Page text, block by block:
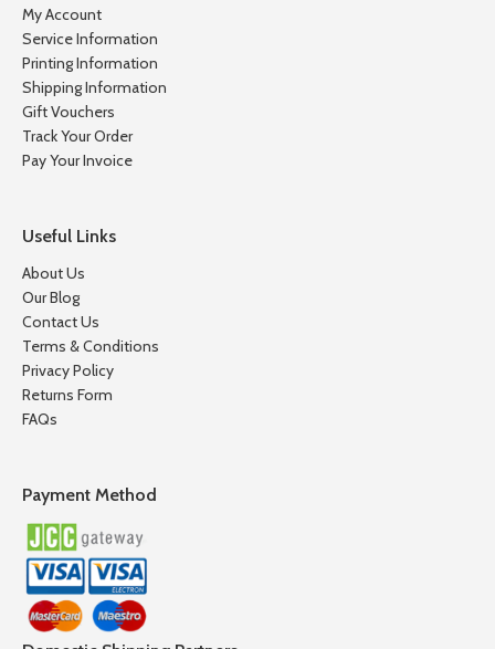
My Account
Service Information
Printing Information
Shipping Information
Gift Vouchers
Track Your Order
Pay Your Invoice
Useful Links
About Us
Our Blog
Contact Us
Terms & Conditions
Privacy Policy
Returns Form
FAQs
Payment Method